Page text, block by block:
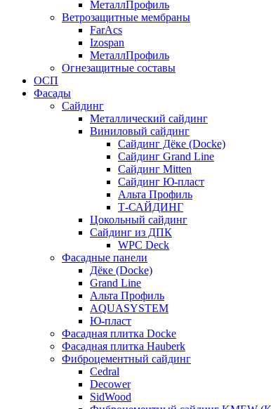
МеталлПрофиль
Ветрозащитные мембраны
FarAcs
Izospan
МеталлПрофиль
Огнезащитные составы
ОСП
Фасады
Сайдинг
Металлический сайдинг
Виниловый сайдинг
Сайдинг Дёке (Docke)
Сайдинг Grand Line
Сайдинг Mitten
Сайдинг Ю-пласт
Альта Профиль
Т-САЙДИНГ
Цокольный сайдинг
Сайдинг из ДПК
WPC Deck
Фасадные панели
Дёке (Docke)
Grand Line
Альта Профиль
AQUASYSTEM
Ю-пласт
Фасадная плитка Docke
Фасадная плитка Hauberk
Фиброцементный сайдинг
Cedral
Decower
SidWood